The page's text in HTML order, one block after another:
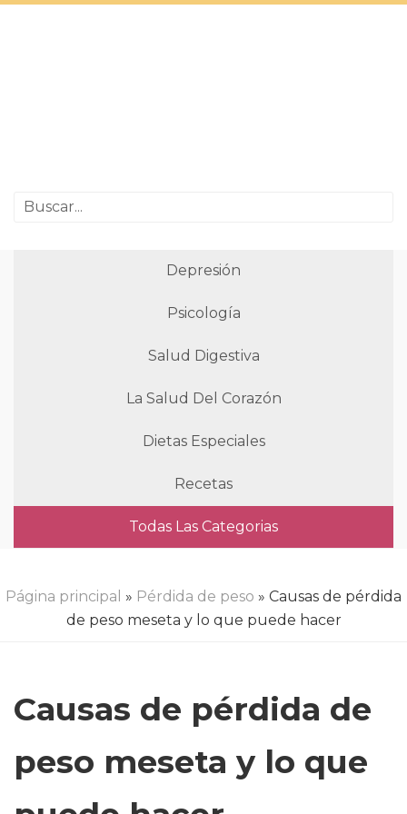
Depresión
Psicología
Salud Digestiva
La Salud Del Corazón
Dietas Especiales
Recetas
Todas Las Categorias
Página principal » Pérdida de peso » Causas de pérdida
de peso meseta y lo que puede hacer
Causas de pérdida de
peso meseta y lo que